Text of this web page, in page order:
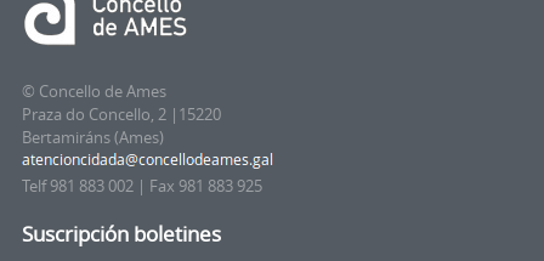
© Concello de Ames
Praza do Concello, 2 |15220
Bertamiráns (Ames)
Telf 981 883 002 | Fax 981 883 925
Suscripción boletines